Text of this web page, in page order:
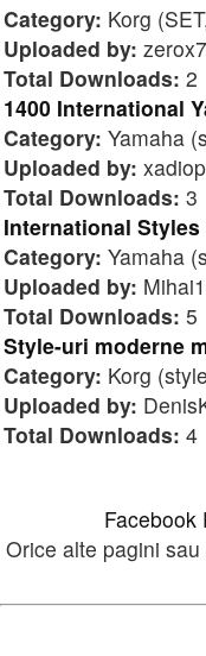
Category: Korg
Uploaded by:
Total Downloads: 2
1400 International
Category: Yamaha
Uploaded by: xadiop
Total Downloads: 3
International Styles
Category: Yamaha
Uploaded by:
Total Downloads: 5
Style-uri moderne
Category: Korg
Uploaded by:
Total Downloads: 4
Facebook
Orice alte pagini